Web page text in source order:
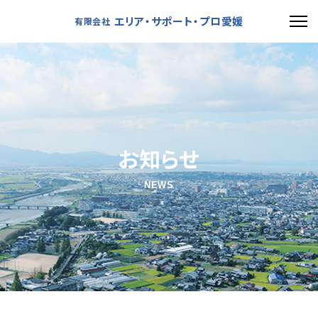
有限会社 エリア・サポート・プロ愛媛
お知らせ